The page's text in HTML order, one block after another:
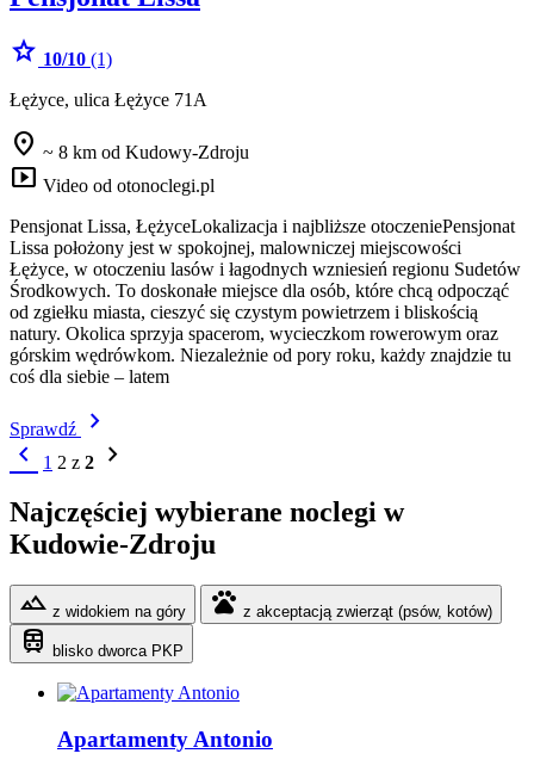
star 10/10 (1)
Łężyce, ulica Łężyce 71A
location_on ~ 8 km od Kudowy-Zdroju
smart_display Video od otonoclegi.pl
Pensjonat Lissa, ŁężyceLokalizacja i najbliższe otoczeniePensjonat
Lissa położony jest w spokojnej, malowniczej miejscowości
Łężyce, w otoczeniu lasów i łagodnych wzniesień regionu Sudetów
Środkowych. To doskonałe miejsce dla osób, które chcą odpocząć
od zgiełku miasta, cieszyć się czystym powietrzem i bliskością
natury. Okolica sprzyja spacerom, wycieczkom rowerowym oraz
górskim wędrówkom. Niezależnie od pory roku, każdy znajdzie tu
coś dla siebie – latem
Sprawdź
chevron_right
chevron_left
1 2 z 2 chevron_right
Najczęściej wybierane noclegi w
Kudowie-Zdroju
filter_hdr z widokiem na góry pets z akceptacją zwierząt (psów, kotów)
train blisko dworca PKP
Apartamenty Antonio